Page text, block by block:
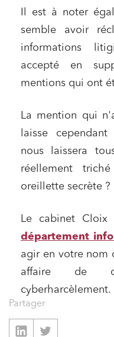
Il est à noter
semble avoir
informations
accepté en
mentions qui ont
La mention qui
laisse
nous laissera
réellement
oreillette secrète ?
Le cabinet Cloix
département
agir en votre nom
affaire de
cyberharcèlement.
Partager
J'ai lu et j'accepte